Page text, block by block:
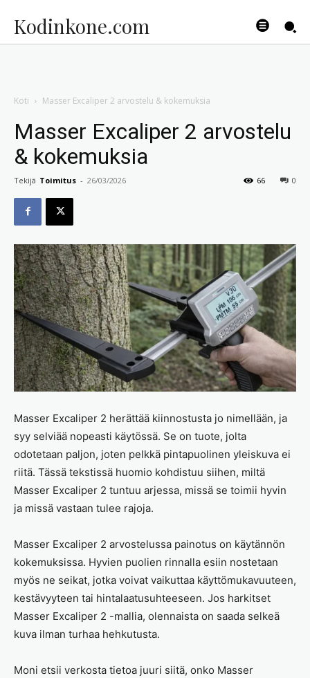
Kodinkone.com
Koti Masser Excaliper 2 arvostelu & kokemuksia
Masser Excaliper 2 arvostelu
& kokemuksia
Tekijä Toimitus - 26/03/2026 0
66
Masser Excaliper 2 herättää kiinnostusta jo nimellään, ja
syy selviää nopeasti käytössä. Se on tuote, jolta
odotetaan paljon, joten pelkkä pintapuolinen yleiskuva ei
riitä. Tässä tekstissä huomio kohdistuu siihen, miltä
Masser Excaliper 2 tuntuu arjessa, missä se toimii hyvin
ja missä vastaan tulee rajoja.
Masser Excaliper 2 arvostelussa painotus on käytännön
kokemuksissa. Hyvien puolien rinnalla esiin nostetaan
myös ne seikat, jotka voivat vaikuttaa käyttömukavuuteen,
kestävyyteen tai hintalaatusuhteeseen. Jos harkitset
Masser Excaliper 2 -mallia, olennaista on saada selkeä
kuva ilman turhaa hehkutusta.
Moni etsii verkosta tietoa juuri siitä, onko Masser